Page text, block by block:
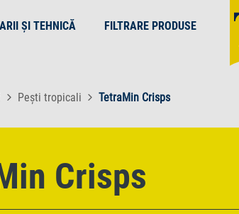
ȘI TEHNICĂ FILTRARE PRODUSE
Pești tropicali TetraMin Crisps
Crisps